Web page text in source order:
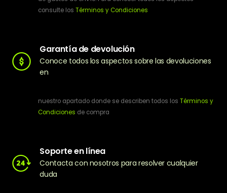
consulte los Términos y Condiciones
Garantía de devolución
Conoce todos los aspectos sobre las devoluciones
en
nuestro apartado donde se describen todos los Términos y
Condiciones de compra
Soporte en línea
Contacta con nosotros para resolver cualquier
duda